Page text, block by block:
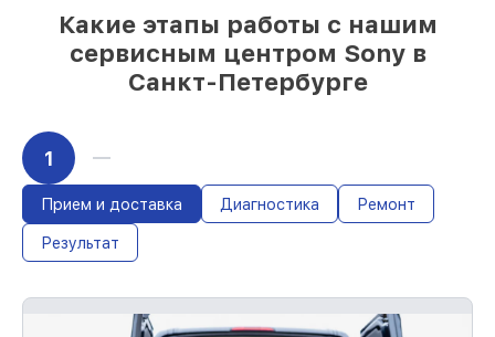
Какие этапы работы с нашим
сервисным центром Sony в
Санкт-Петербурге
1
Прием и доставка Диагностика Ремонт
Результат